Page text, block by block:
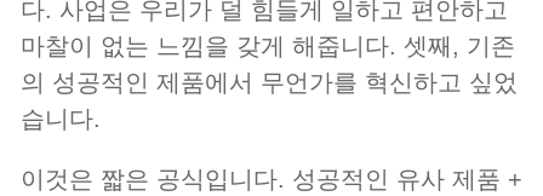
다. 사업은 우리가 덜 힘들게 일하고 편안하고
마찰이 없는 느낌을 갖게 해줍니다. 셋째, 기존
의 성공적인 제품에서 무언가를 혁신하고 싶었
습니다.
이것은 짧은 공식입니다. 성공적인 유사 제품 +